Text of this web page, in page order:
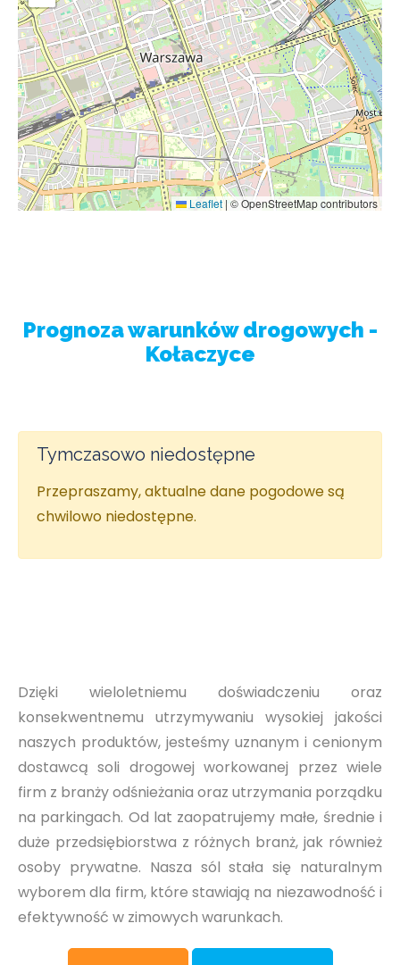
Leaflet | © OpenStreetMap contributors
Prognoza warunków drogowych -
Kołaczyce
Tymczasowo niedostępne
Przepraszamy, aktualne dane pogodowe są
chwilowo niedostępne.
Dzięki wieloletniemu doświadczeniu oraz
konsekwentnemu utrzymywaniu wysokiej jakości
naszych produktów, jesteśmy uznanym i cenionym
dostawcą soli drogowej workowanej przez wiele
firm z branży odśnieżania oraz utrzymania porządku
na parkingach. Od lat zaopatrujemy małe, średnie i
duże przedsiębiorstwa z różnych branż, jak również
osoby prywatne. Nasza sól stała się naturalnym
wyborem dla firm, które stawiają na niezawodność i
efektywność w zimowych warunkach.